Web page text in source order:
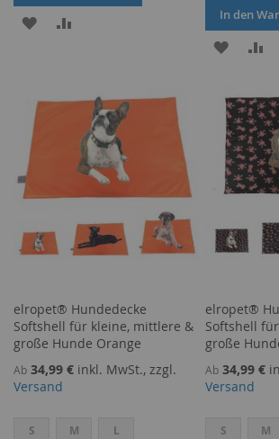
ZUR
In den
ZUR
elropet® Hundedecke
Softshell für kleine, mittlere &
große Hunde Orange
Ab 34,99 € inkl. MwSt., zzgl.
Versand
S M L
elropet®
Softshell
große
Ab 34,99 €
Versand
S M